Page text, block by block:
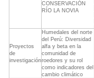
CONSERVACIÓN
RÍO LA NOVIA
Proyectos
de
investigación
Humedales del norte
del Perú: Diversidad
alfa y beta en la
comunidad de
roedores y su rol
como indicadores del
cambio climático